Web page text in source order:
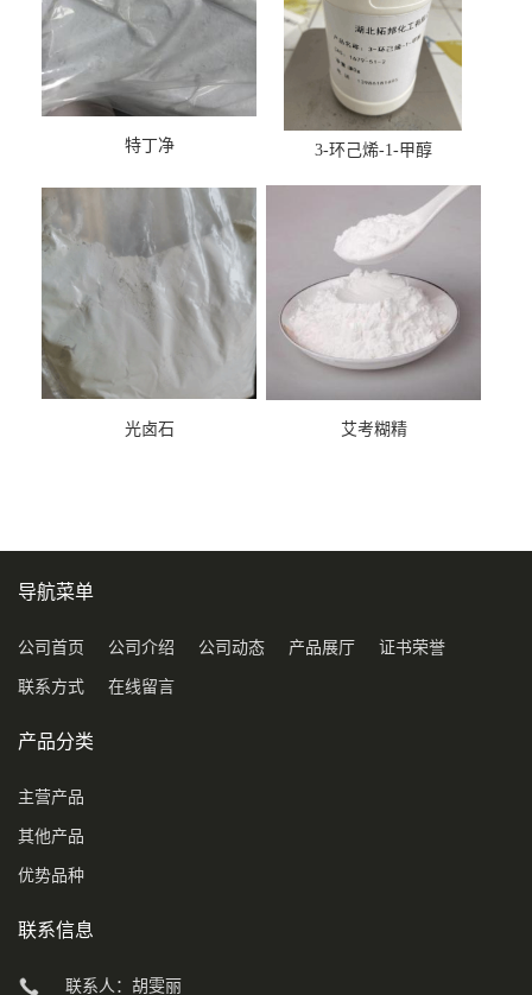
特丁净 3-环己烯-1-甲醇
光卤石 艾考糊精
导航菜单
公司首页 公司介绍 公司动态 产品展厅 证书荣誉
联系方式 在线留言
产品分类
主营产品
其他产品
优势品种
联系信息
联系人：胡雯丽